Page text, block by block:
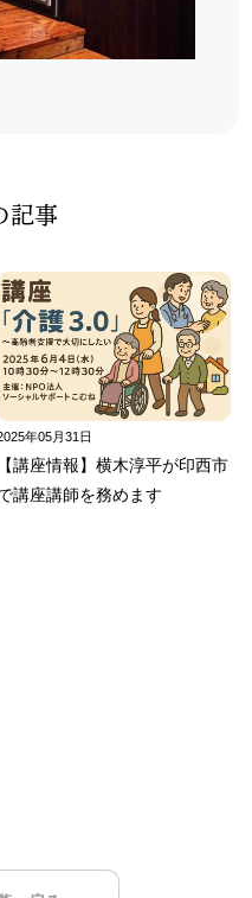
記事
年05月31日
【講座情報】横木淳平が印西市
講座講師を務めます